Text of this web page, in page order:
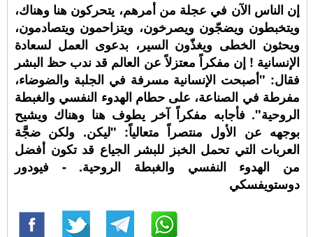
إن الناس الآن في عجلة من أمرهم، يتحركون هنا وهناك،
ويتخبطون ويضجّون ويصرخون، ويتزاحمون ويتصادمون،
ويحثون الخطى ويغذّون السير، بدعوى العمل لسعادة
الإنسانية ! إن مفكراً معتزلاً عن العالم قد ندب حظ البشر
فقال: "أصبحت الإنسانية مسرفة في الجلبة والضوضاء،
مفرطة في الصناعة، على حطام الهدوء النفسي والغبطة
الروحية". فأجابه مفكراً آخر يطوف هنا وهناك ويشيح
بوجهه عن الأول منتصراً متعالياً: "ليكن. ولكن ضجَّة
العربات التي تحمل الخبز للبشر الجياع قد تكون أفضل
من الهدوء النفسي والغبطة الروحية. - فيودور
دوستويفسكي